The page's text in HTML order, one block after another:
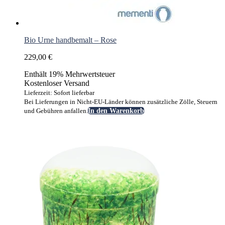
Bio Urne handbemalt – Rose
229,00 €
Enthält 19% Mehrwertsteuer
Kostenloser Versand
Lieferzeit: Sofort lieferbar
Bei Lieferungen in Nicht-EU-Länder können zusätzliche Zölle, Steuern
und Gebühren anfallen.In den Warenkorb